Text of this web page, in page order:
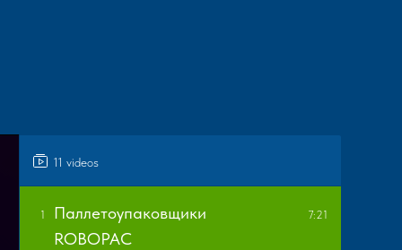
11 videos
1
Паллетоупаковщики
ROBOPAC
7:21